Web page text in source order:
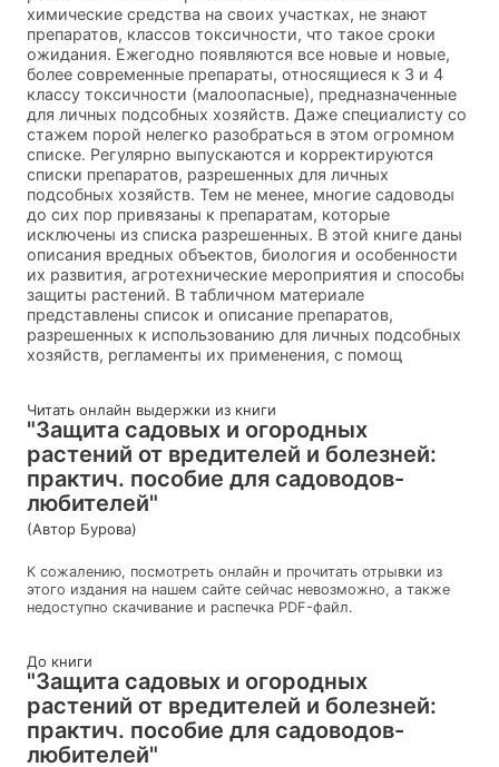
химические средства на своих участках, не знают
препаратов, классов токсичности, что такое сроки
ожидания. Ежегодно появляются все новые и новые,
более современные препараты, относящиеся к 3 и 4
классу токсичности (малоопасные), предназначенные
для личных подсобных хозяйств. Даже специалисту со
стажем порой нелегко разобраться в этом огромном
списке. Pегулярно выпускаются и корректируются
списки препаратов, разрешенных для личных
подсобных хозяйств. Тем не менее, многие садоводы
до сих пор привязаны к препаратам, которые
исключены из списка разрешенных. В этой книге даны
описания вредных объектов, биология и особенности
их развития, агротехнические мероприятия и способы
защиты растений. В табличном материале
представлены список и описание препаратов,
разрешенных к использованию для личных подсобных
хозяйств, регламенты их применения, с помощ
Читать онлайн выдержки из книги
"Защита садовых и огородных
растений от вредителей и болезней:
практич. пособие для садоводов-
любителей"
(Автор Бурова)
К сожалению, посмотреть онлайн и прочитать отрывки из
этого издания на нашем сайте сейчас невозможно, а также
недоступно скачивание и распечка PDF-файл.
До книги
"Защита садовых и огородных
растений от вредителей и болезней:
практич. пособие для садоводов-
любителей"